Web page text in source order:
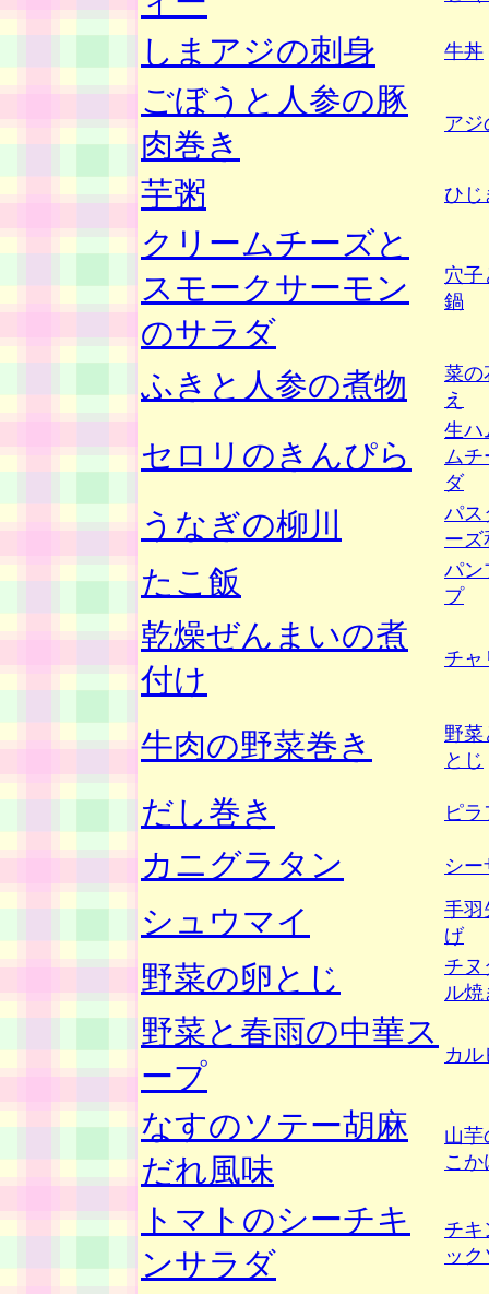
しまアジの刺身 牛丼
ごぼうと人参の豚
肉巻き
アジ
芋粥 ひじ
クリームチーズと
スモークサーモン
のサラダ
穴子
鍋
ふきと人参の煮物
菜の
え
セロリのきんぴら
生ハ
ムチ
ダ
うなぎの柳川
パス
ーズ
たこ飯
パン
プ
乾燥ぜんまいの煮
付け
チャ
牛肉の野菜巻き
野菜
とじ
だし巻き ピラ
カニグラタン シ
シュウマイ
手羽
げ
野菜の卵とじ
チヌ
ル焼
野菜と春雨の中華ス
ープ
カル
なすのソテー胡麻
だれ風味
山芋
こか
トマトのシーチキ
ンサラダ
チキ
ッ